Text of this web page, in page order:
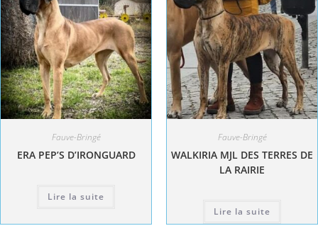
Fauve-Bringé
ERA PEP’S D’IRONGUARD
Lire la suite
Fauve-Bringé
WALKIRIA MJL DES TERRES DE
LA RAIRIE
Lire la suite